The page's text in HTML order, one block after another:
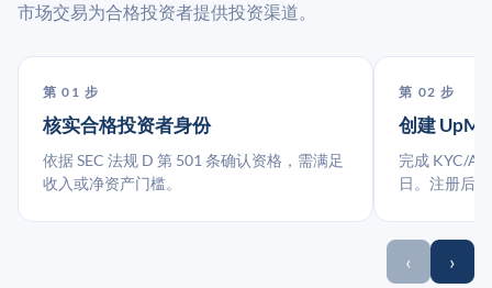
市场交易为合格投资者提供投资渠道。
第 01 步
核实合格投资者身份
依据 SEC 法规 D 第 501 条确认资格，需满足
收入或净资产门槛。
第 02 步
创建
完成 KYC/
日。注册后
‹ ›